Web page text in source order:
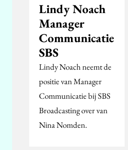
Lindy Noach
Manager
Communicatie
SBS
Lindy Noach neemt de
positie van Manager
Communicatie bij SBS
Broadcasting over van
Nina Nomden.